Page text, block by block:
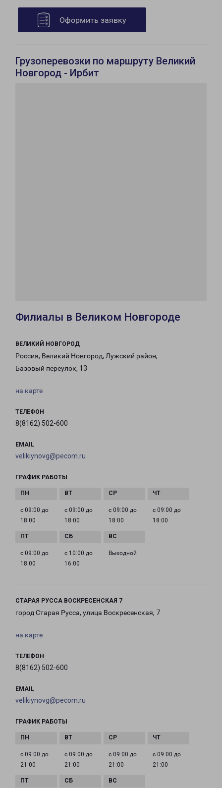
Оформить заявку
Грузоперевозки по маршруту Великий
Новгород - Ирбит
Филиалы в Великом Новгороде
ВЕЛИКИЙ НОВГОРОД
Россия, Великий Новгород, Лужский район,
Базовый переулок, 13
на карте
ТЕЛЕФОН
8(8162) 502-600
EMAIL
velikiynovg@pecom.ru
ГРАФИК РАБОТЫ
с 09:00 до
18:00
с 09:00 до
18:00
с 09:00 до
18:00
с 09:00 до
18:00
с 09:00 до
18:00
с 10:00 до
16:00
Выходной
СТАРАЯ РУССА ВОСКРЕСЕНСКАЯ 7
город Старая Русса, улица Воскресенская, 7
на карте
ТЕЛЕФОН
8(8162) 502-600
EMAIL
velikiynovg@pecom.ru
ГРАФИК РАБОТЫ
с 09:00 до
21:00
с 09:00 до
21:00
с 09:00 до
21:00
с 09:00 до
21:00